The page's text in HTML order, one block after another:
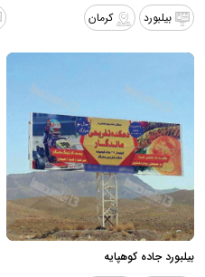
بیلبورد
کرمان
بیلبورد جاده کوهپایه